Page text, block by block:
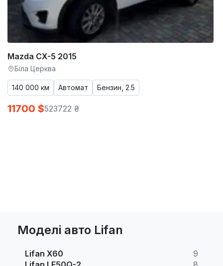
Mazda CX-5 2015
Біла Церква
140 000 км Автомат Бензин, 2.5
11700 $523722 ₴
Моделі авто Lifan
Lifan X60
9